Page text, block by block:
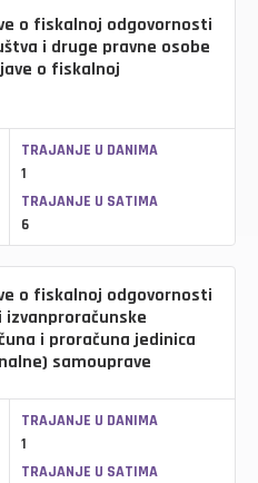
o fiskalnoj odgovornosti
i druge pravne osobe
o fiskalnoj
TRAJANJE U DANIMA
1
TRAJANJE U SATIMA
6
o fiskalnoj odgovornosti
izvanproračunske
i proračuna jedinica
samouprave
TRAJANJE U DANIMA
1
TRAJANJE U SATIMA